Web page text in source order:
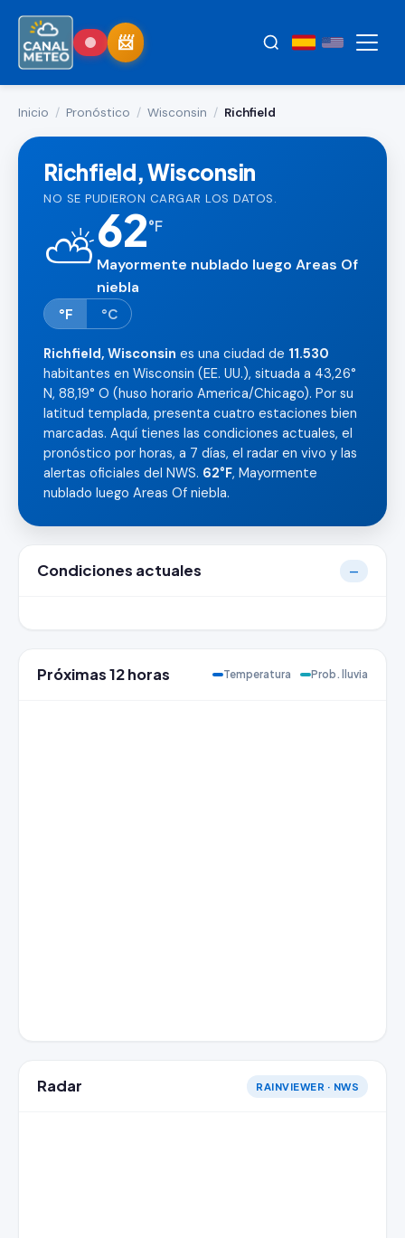
Inicio / Pronóstico / Wisconsin / Richfield
Richfield, Wisconsin
NO SE PUDIERON CARGAR LOS DATOS.
⛅62°F
Mayormente nublado luego Areas Of
niebla
°F °C
Richfield, Wisconsin es una ciudad de 11.530
habitantes en Wisconsin (EE. UU.), situada a 43,26°
N, 88,19° O (huso horario America/Chicago). Por su
latitud templada, presenta cuatro estaciones bien
marcadas. Aquí tienes las condiciones actuales, el
pronóstico por horas, a 7 días, el radar en vivo y las
alertas oficiales del NWS. 62°F, Mayormente
nublado luego Areas Of niebla.
Condiciones actuales —
Próximas 12 horas Temperatura Prob. lluvia
Radar RAINVIEWER · NWS